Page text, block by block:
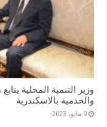
وزير التنمية المحلية
والخدمية بالاسكندرية
9 مايو، 2023